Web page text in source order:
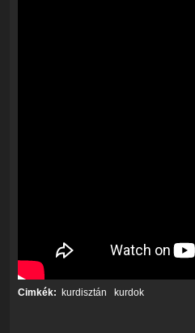
Cimkék: kurdisztán kurdok